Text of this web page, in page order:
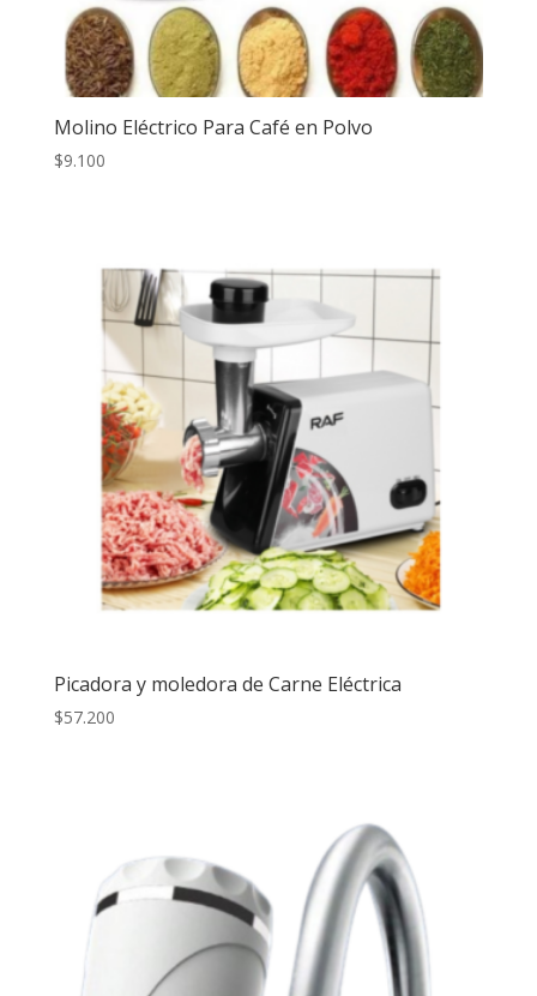
Molino Eléctrico Para Café en Polvo
$9.100
Picadora y moledora de Carne Eléctrica
$57.200